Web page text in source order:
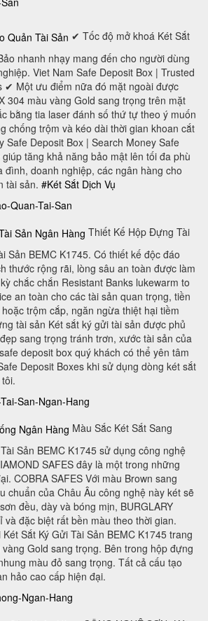
✔ Tốc độ mở khoá Két Sắt
nhanh nhạy mang đến cho người dùng
Viet Nam Safe Deposit Box | Trusted
✔ Một ưu điểm nữa đó mặt ngoài được
304 màu vàng Gold sang trọng trên mặt
bằng tia laser đánh số thứ tự theo ý muốn
chống trộm và kéo dài thời gian khoan cắt
Safe Deposit Box | Search Money Safe
tăng khả năng bảo mật lên tối đa phù
đình, doanh nghiệp, các ngân hàng cho
tài sản. #Két Sắt Dịch Vụ
Thiết Kế Hộp Đựng Tài
Sản BEMC K1745. Có thiết kế độc đáo
thước rộng rãi, lòng sâu an toàn được làm
chắc chắn Resistant Banks lukewarm to
an toàn cho các tài sản quan trọng, tiền
trộm cắp, ngăn ngừa thiệt hại tiềm
tài sản Két sắt ký gửi tài sản được phủ
sang trọng tránh trơn, xước tài sản của
deposit box quý khách có thể yên tâm
Deposit Boxes khi sử dụng dòng két sắt
Màu Sắc Két Sắt Sang
Sản BEMC K1745 sử dụng công nghệ
SAFES đây là một trong những
COBRA SAFES Với màu Brown sang
chuẩn của Châu Âu công nghệ này két sẽ
đều, dày và bóng mịn, BURGLARY
và đặc biệt rất bền màu theo thời gian.
Sắt Ký Gửi Tài Sản BEMC K1745 trang
Gold sang trọng. Bên trong hộp đựng
màu đỏ sang trọng. Tất cả cấu tạo
hảo cao cấp hiện đại.